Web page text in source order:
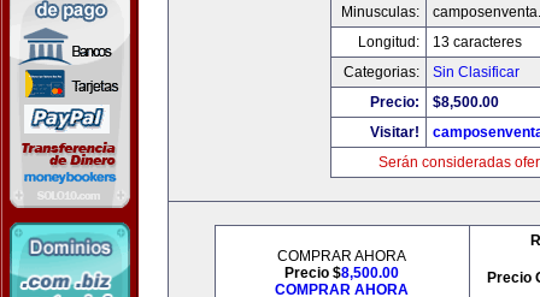
Minusculas:
Longitud:
13 caracteres
Categorias:
Sin Clasificar
Precio:
$8,500.00
Visitar!
Serán consideradas
COMPRAR AHORA
Precio $8,500.00
COMPRAR AHORA
Precio